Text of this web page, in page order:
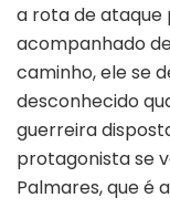
a rota de ataque
acompanhado
caminho, ele se
desconhecido
guerreira
protagonista se
Palmares, que é